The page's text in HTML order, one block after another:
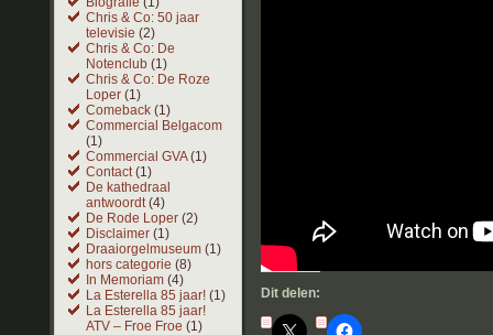
Chris & Co: 50 jaar
televisie (2)
Chris & Co: De
Notenclub (1)
Chris & Co: De Roze
Loper (1)
Comeback (1)
Commercial Belgacom
(1)
Commercial GVA(1)
Contact(1)
De kathedraal
antwoordt(4)
De Rode Loper (2)
Disclaimer (1)
Draaiorgelmuseum (1)
hors categorie (8)
In Memoriam (4)
La Esterella 85 jaar! (1)
La Esterella 85 jaar!
ATV – Froe Froe (1)
Dit delen: